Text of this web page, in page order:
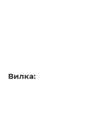
Вилка: